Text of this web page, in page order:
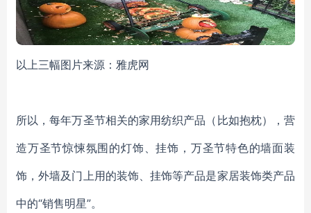
以上三幅图片来源：雅虎网
所以，每年万圣节相关的家用纺织产品（比如抱枕），营
造万圣节惊悚氛围的灯饰、挂饰，万圣节特色的墙面装
饰，外墙及门上用的装饰、挂饰等产品是家居装饰类产品
中的“销售明星”。